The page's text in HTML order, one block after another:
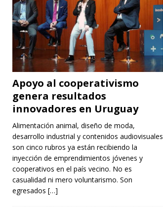
Apoyo al cooperativismo
genera resultados
innovadores en Uruguay
Alimentación animal, diseño de moda,
desarrollo industrial y contenidos audiovisuales
son cinco rubros ya están recibiendo la
inyección de emprendimientos jóvenes y
cooperativos en el país vecino. No es
casualidad ni mero voluntarismo. Son
egresados […]